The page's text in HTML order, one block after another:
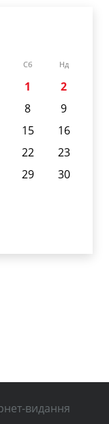
Сб Нд
1
2
8
9
15
16
22
23
29
30
видання